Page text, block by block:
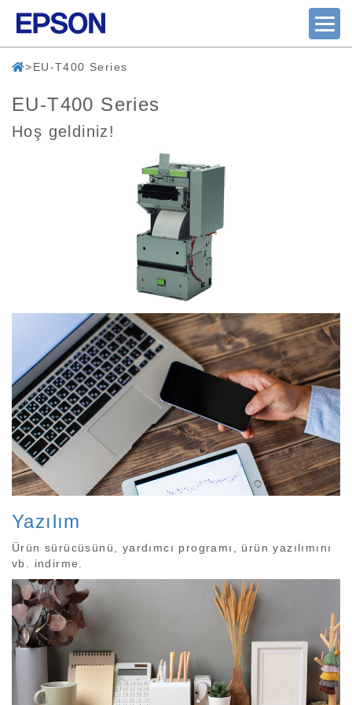
EU-T400 Series
EU-T400 Series
Hoş geldiniz!
Yazılım
Ürün sürücüsünü, yardımcı programı, ürün yazılımını
vb. indirme.